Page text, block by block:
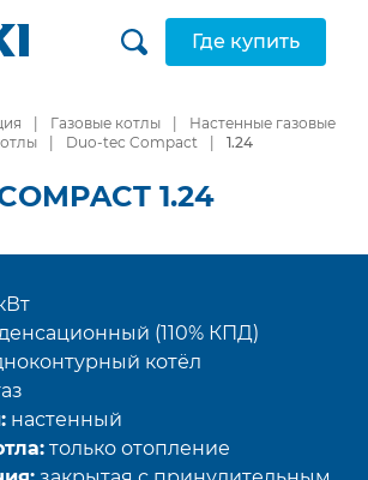
Где купить
Газовые котлы
Настенные газовые
Duo-tec Compact 1.24
1.24
(110% КПД)
котёл
настенный
только отопление